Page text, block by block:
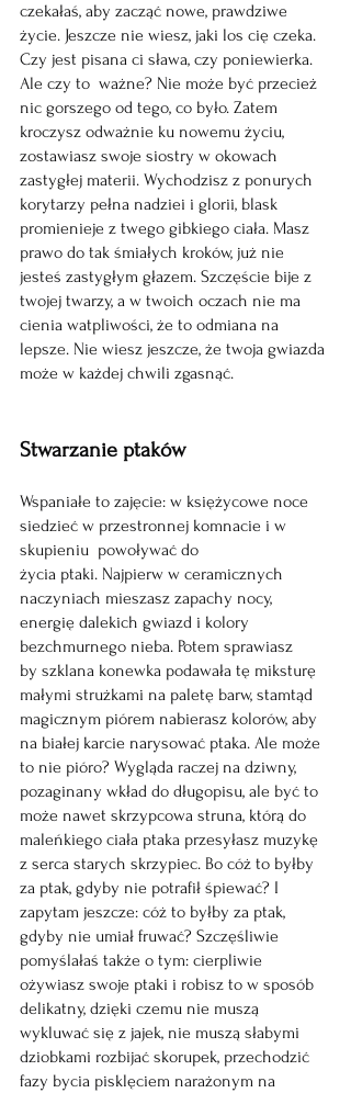
czekałaś, aby zacząć nowe, prawdziwe
życie. Jeszcze nie wiesz, jaki los cię czeka.
Czy jest pisana ci sława, czy poniewierka.
Ale czy to  ważne? Nie może być przecież
nic gorszego od tego, co było. Zatem
kroczysz odważnie ku nowemu życiu,
zostawiasz swoje siostry w okowach
zastygłej materii. Wychodzisz z ponurych
korytarzy pełna nadziei i glorii, blask
promienieje z twego gibkiego ciała. Masz
prawo do tak śmiałych kroków, już nie
jesteś zastygłym głazem. Szczęście bije z
twojej twarzy, a w twoich oczach nie ma
cienia watpliwości, że to odmiana na
lepsze. Nie wiesz jeszcze, że twoja gwiazda
może w każdej chwili zgasnąć.
Stwarzanie ptaków
Wspaniałe to zajęcie: w księżycowe noce
siedzieć w przestronnej komnacie i w
skupieniu  powoływać do
życia ptaki. Najpierw w ceramicznych
naczyniach mieszasz zapachy nocy,
energię dalekich gwiazd i kolory
bezchmurnego nieba. Potem sprawiasz
by szklana konewka podawała tę miksturę
małymi strużkami na paletę barw, stamtąd
magicznym piórem nabierasz kolorów, aby
na białej karcie narysować ptaka. Ale może
to nie pióro? Wygląda raczej na dziwny,
pozaginany wkład do długopisu, ale być to
może nawet skrzypcowa struna, którą do
maleńkiego ciała ptaka przesyłasz muzykę
z serca starych skrzypiec. Bo cóż to byłby
za ptak, gdyby nie potrafił śpiewać? I
zapytam jeszcze: cóż to byłby za ptak,
gdyby nie umiał fruwać? Szczęśliwie
pomyślałaś także o tym: cierpliwie
ożywiasz swoje ptaki i robisz to w sposób
delikatny, dzięki czemu nie muszą
wykluwać się z jajek, nie muszą słabymi
dziobkami rozbijać skorupek, przechodzić
fazy bycia pisklęciem narażonym na